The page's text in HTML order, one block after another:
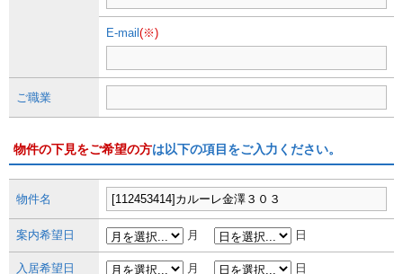
E-mail (※)
ご職業
物件の下見をご希望の方は以下の項目をご入力ください。
物件名
案内希望日 月 日
入居希望日 月 日